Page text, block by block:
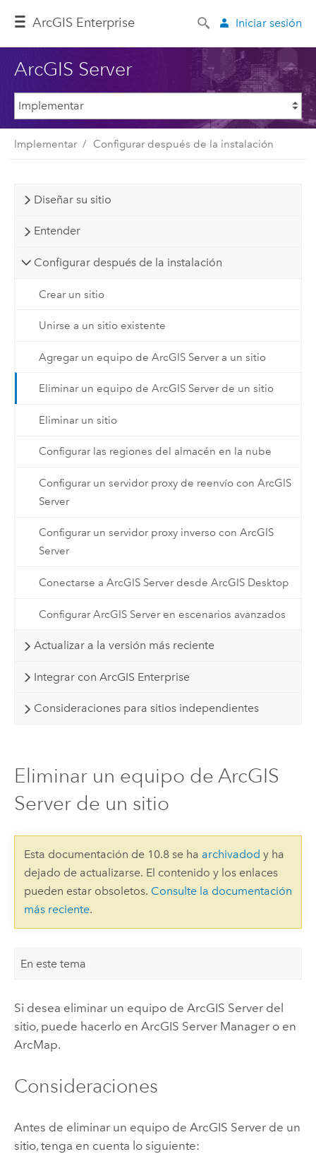
ArcGIS Enterprise Iniciar sesión
ArcGIS Server
Implementar Configurar después de la instalación
Diseñar su sitio
Entender
Configurar después de la instalación
Crear un sitio
Unirse a un sitio existente
Agregar un equipo de ArcGIS Server a un sitio
Eliminar un equipo de ArcGIS Server de un sitio
Eliminar un sitio
Configurar las regiones del almacén en la nube
Configurar un servidor proxy de reenvío con ArcGIS
Server
Configurar un servidor proxy inverso con ArcGIS
Server
Conectarse a ArcGIS Server desde ArcGIS Desktop
Configurar ArcGIS Server en escenarios avanzados
Actualizar a la versión más reciente
Integrar con ArcGIS Enterprise
Consideraciones para sitios independientes
Eliminar un equipo de ArcGIS
Server de un sitio
Esta documentación de 10.8 se ha archivadod y ha
dejado de actualizarse. El contenido y los enlaces
pueden estar obsoletos. Consulte la documentación
más reciente.
En este tema
Si desea eliminar un equipo de ArcGIS Serverdel
sitio, puede hacerlo en ArcGIS Server Manager o en
ArcMap.
Consideraciones
Antes de eliminar un equipo de ArcGIS Serverde un
sitio, tenga en cuenta lo siguiente: